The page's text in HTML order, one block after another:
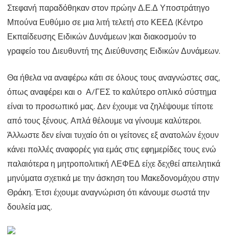
Στεφανή παραδόθηκαν στον πρώην Δ.Ε.Δ Υποστράτηγο
Μπούνα Ευθύμιο σε μια λιτή τελετή στο ΚΕΕΔ (Κέντρο
Εκπαίδευσης Ειδικών Δυνάμεων )και διακοσμούν το
γραφείο του Διευθυντή της Διεύθυνσης Ειδικών Δυνάμεων.
Θα ήθελα να αναφέρω κάτι σε όλους τους αναγνώστες σας,
όπως αναφέρει και ο Α/ΓΕΣ το καλύτερο οπλικό σύστημα
είναι το προσωπικό μας. Δεν έχουμε να ζηλέψουμε τίποτε
από τους ξένους. Απλά θέλουμε να γίνουμε καλύτεροι.
Άλλωστε δεν είναι τυχαίο ότι οι γείτονες εξ ανατολών έχουν
κάνει πολλές αναφορές για εμάς στις εφημερίδες τους ενώ
παλαιότερα η μητροπολιτική ΛΕΦΕΔ είχε δεχθεί απειλητικά
μηνύματα σχετικά με την άσκηση του Μακεδονομάχου στην
Θράκη. Έτσι έχουμε αναγνώριση ότι κάνουμε σωστά την
δουλεία μας.